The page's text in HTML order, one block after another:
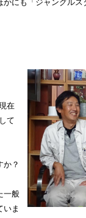
にも「ジャングル
在
て
か？
一般
いま